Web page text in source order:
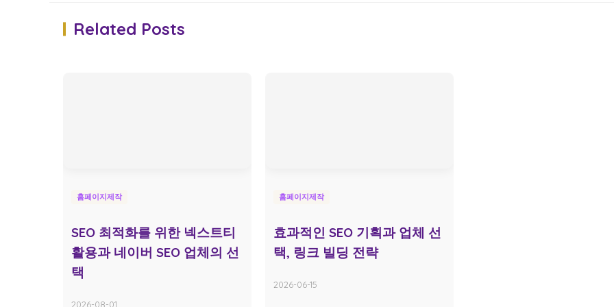
Related Posts
홈페이지제작
SEO 최적화를 위한 넥스트티
활용과 네이버 SEO 업체의 선
택
2026-08-01
홈페이지제작
효과적인 SEO 기획과 업체 선
택, 링크 빌딩 전략
2026-06-15